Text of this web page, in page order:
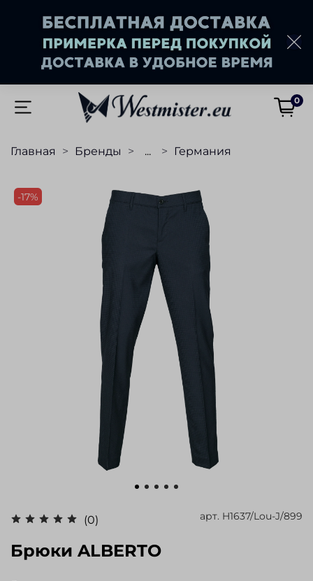
0
Главная Бренды ... Германия
-17%
(0) арт. H1637/Lou-J/899
Брюки ALBERTO